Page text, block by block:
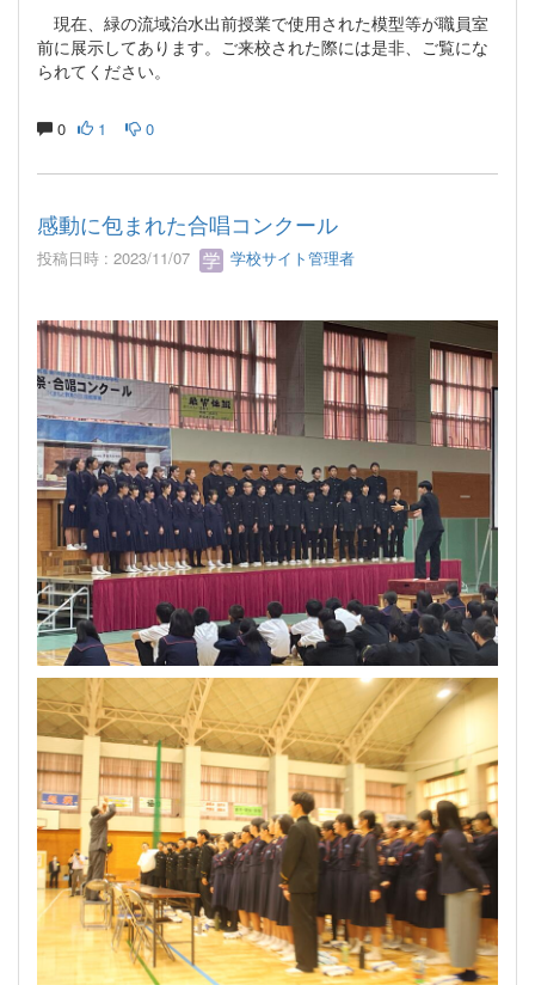
現在、緑の流域治水出前授業で使用された模型等が職員室
前に展示してあります。ご来校された際には是非、ご覧にな
られてください。
0 1 0
感動に包まれた合唱コンクール
投稿日時 : 2023/11/07 学校サイト管理者